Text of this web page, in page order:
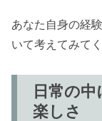
あなた自身の経
いて考えてみて
日常の
楽しさ